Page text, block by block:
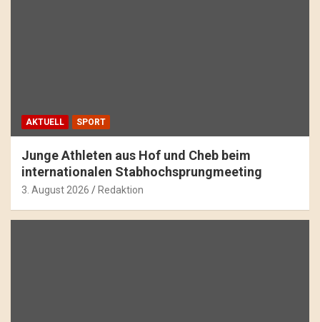
AKTUELL SPORT
Junge Athleten aus Hof und Cheb beim
internationalen Stabhochsprungmeeting
3. August 2026 Redaktion